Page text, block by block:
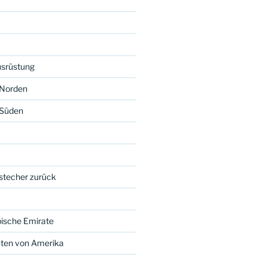
zurück
Emirate
von Amerika